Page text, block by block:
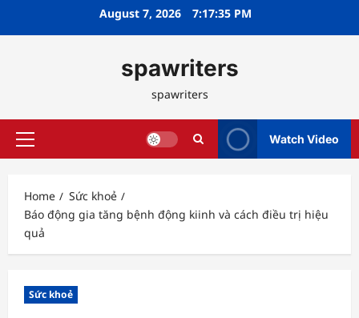
August 7, 2026 7:17:36 PM
spawriters
spawriters
Primary
Watch Video
Home
Sức khoẻ
Báo động gia tăng bệnh động kiinh và cách điều trị hiệu
quả
Sức khoẻ